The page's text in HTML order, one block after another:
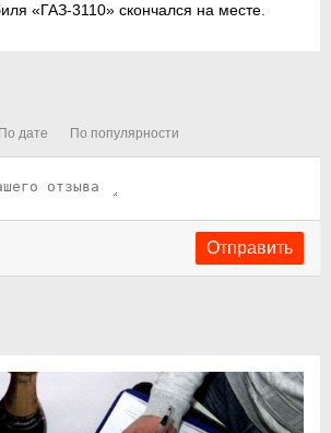
«ГАЗ-3110» скончался на месте.
По дате По популярности